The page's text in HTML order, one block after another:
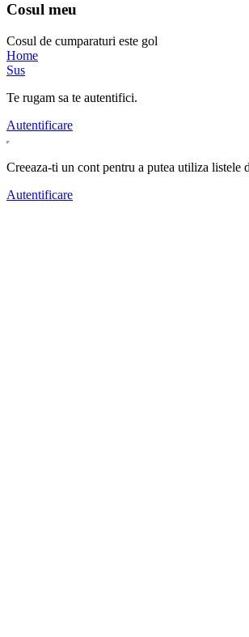
Cosul meu
Cosul de cumparaturi este gol
Home
Sus
Te rugam sa te autentifici.
Autentificare
Creeaza-ti un cont pentru a putea utiliza listele
Autentificare